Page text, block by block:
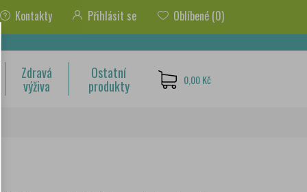
Kontakty Přihlásit se Oblíbené (0)
Zdravá
výživa
Ostatní
produkty 0,00 Kč